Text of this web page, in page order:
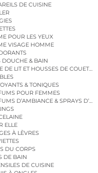
DE CUISINE
POUR LES YEUX
VISAGE HOMME
DOUCHE & BAIN
DE LIT ET HOUSSES DE COUETTE
& TONIQUES
POUR FEMMES
D’AMBIANCE & SPRAYS
ELLE
À LÈVRES
DU CORPS
DE BAIN
DE CUISINE